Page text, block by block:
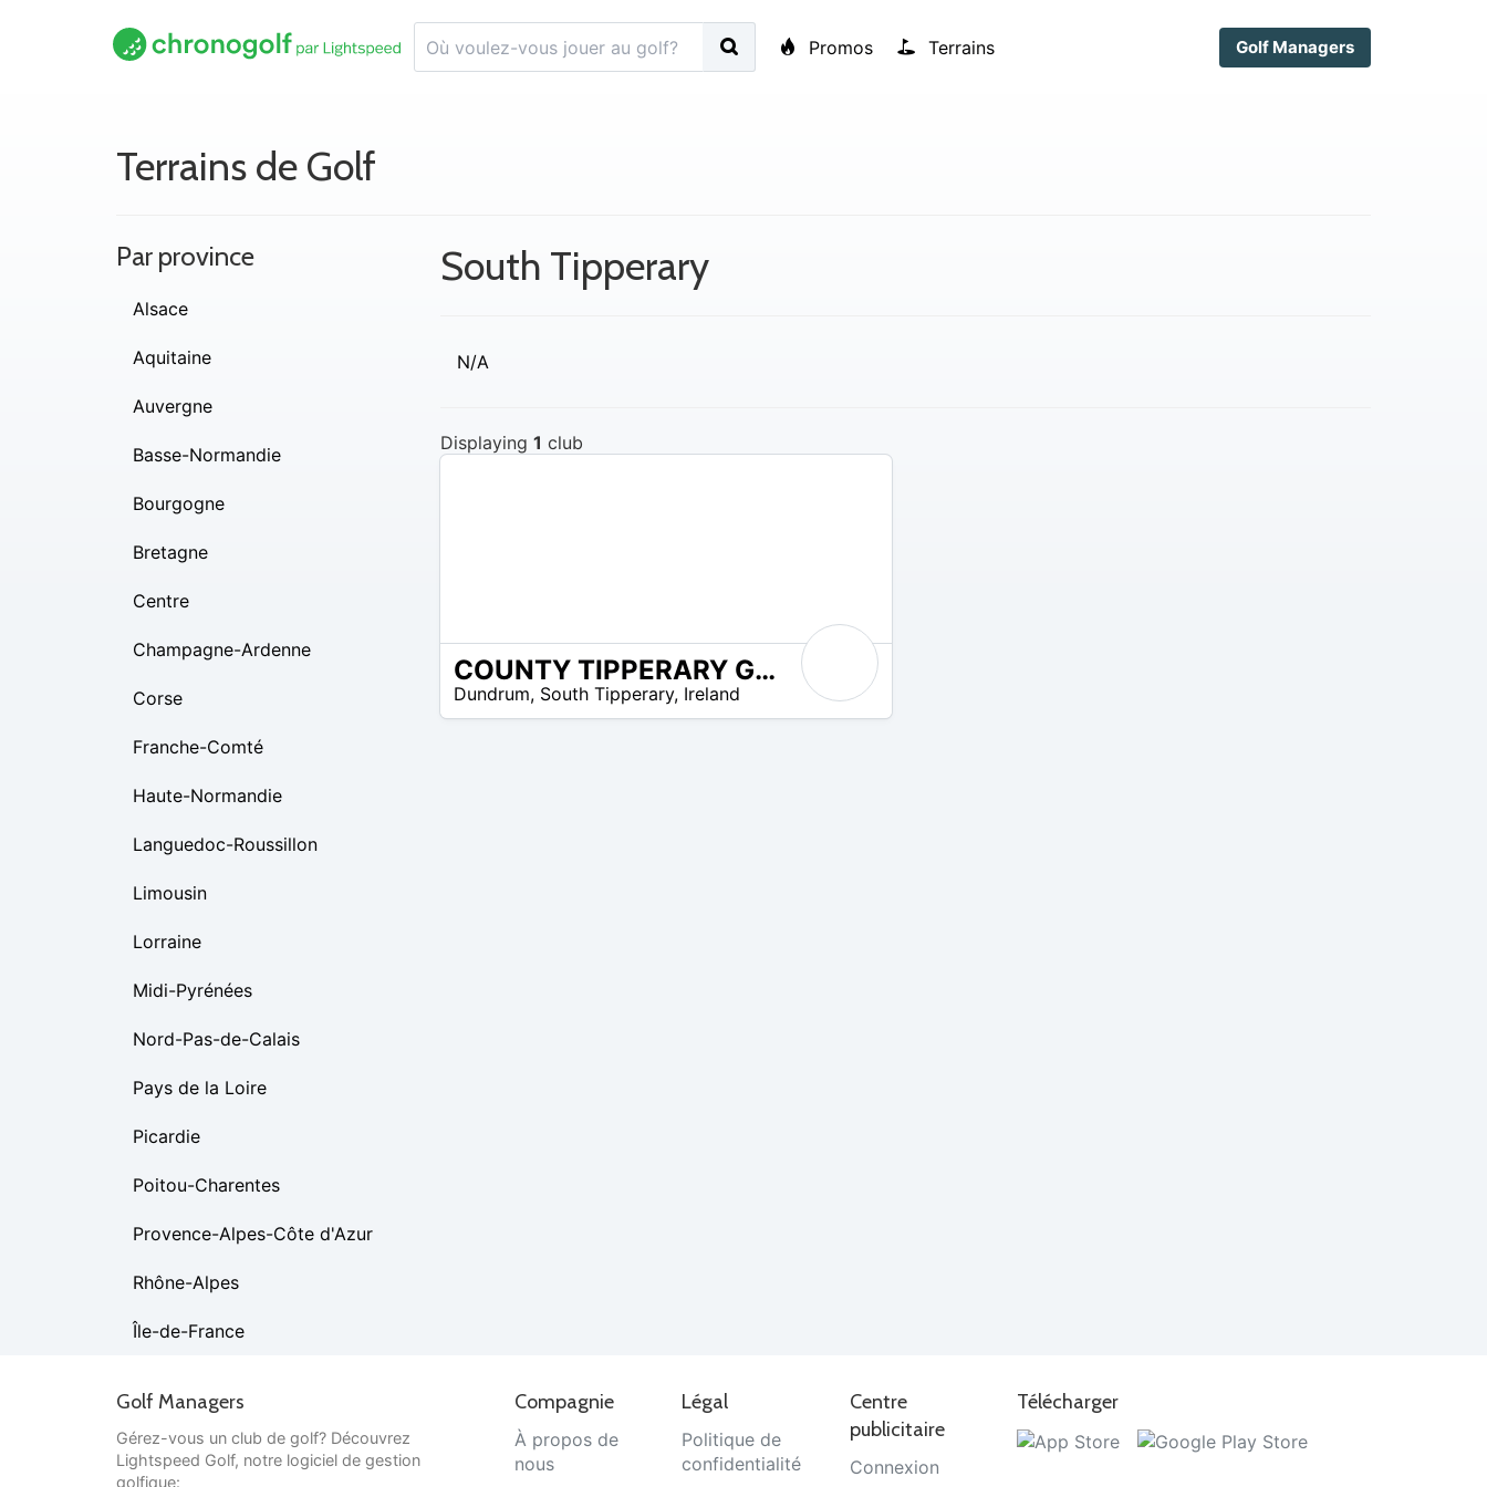
Promos Terrains Golf Managers
Terrains de Golf
South Tipperary
N/A
Displaying 1 club
COUNTY TIPPERARY GOLF AND COUNTRY CLUB
Dundrum, South Tipperary, Ireland
Par province
Alsace
Aquitaine
Auvergne
Basse-Normandie
Bourgogne
Bretagne
Centre
Champagne-Ardenne
Corse
Franche-Comté
Haute-Normandie
Languedoc-Roussillon
Limousin
Lorraine
Midi-Pyrénées
Nord-Pas-de-Calais
Pays de la Loire
Picardie
Poitou-Charentes
Provence-Alpes-Côte d'Azur
Rhône-Alpes
Île-de-France
Golf Managers
Gérez-vous un club de golf? Découvrez
Lightspeed Golf, notre logiciel de gestion
golfique:
Compagnie
À propos de
nous
Légal
Politique de
confidentialité
Centre
publicitaire
Connexion
Télécharger